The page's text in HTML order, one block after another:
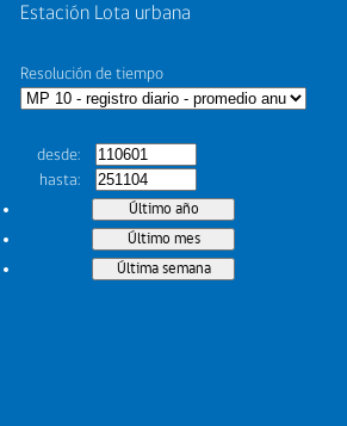
Estación Lota urbana
Resolución de tiempo
desde
hasta